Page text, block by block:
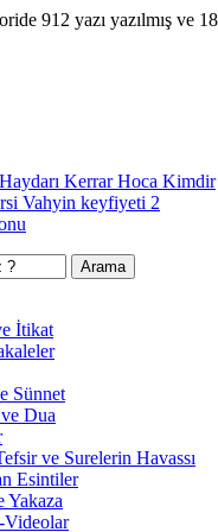
912 yazı yazılmış ve
Kerrar Hoca Kimdir
Vahyin keyfiyeti 2
İtikat
Sünnet
Dua
ve Surelerin Havassı
Esintiler
Yakaza
Videolar